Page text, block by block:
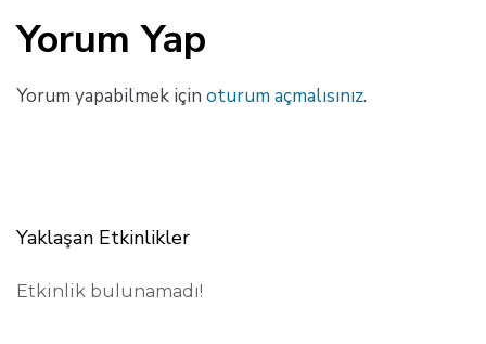
Yorum Yap
Yorum yapabilmek için oturum açmalısınız.
Yaklaşan Etkinlikler
Etkinlik bulunamadı!